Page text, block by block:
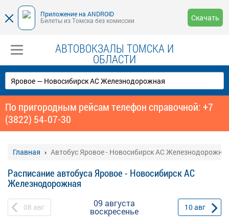
Приложение на ANDROID
Билеты из Томска без комиссии
Скачать
АВТОВОКЗАЛЫ ТОМСКА И
ОБЛАСТИ
По пригородным рейсам телефон справочной: +7
(3822) 54‑07-30
Главная Автобус Яровое - Новосибирск АС
Расписание автобуса Яровое - Новосибирск АС
Железнодорожная
08 авг 09 августа
воскресенье 10авг